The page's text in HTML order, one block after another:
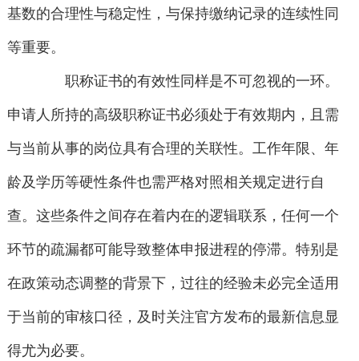
基数的合理性与稳定性，与保持缴纳记录的连续性同
等重要。
职称证书的有效性同样是不可忽视的一环。
申请人所持的高级职称证书必须处于有效期内，且需
与当前从事的岗位具有合理的关联性。工作年限、年
龄及学历等硬性条件也需严格对照相关规定进行自
查。这些条件之间存在着内在的逻辑联系，任何一个
环节的疏漏都可能导致整体申报进程的停滞。特别是
在政策动态调整的背景下，过往的经验未必完全适用
于当前的审核口径，及时关注官方发布的最新信息显
得尤为必要。